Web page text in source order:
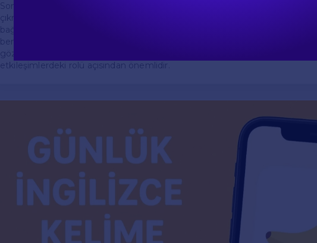
Sonuç olarak, "elli tl demiş adam" ifadesi, Türkçe'de gündelik hayatın bir
çıkmaktadır. Bu ifadenin İngilizce çevirisi basit bir şekilde "the man said fifty
bağlamı açısından daha derin bir inceleme gerektirmektedir. Hem Türkçe
benzer durumları ifade etmek için kullanılan farklı ifadeler, dilin zenginliğini
gözler önüne sermektedir. Gündelik yaşamda karşımıza çıkan bu tür
etkileşimlerdeki rolü açısından önemlidir.